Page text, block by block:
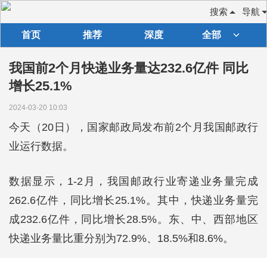
导航
搜索
首页 推荐 深度 全部
我国前2个月快递业务量达232.6亿件 同比
增长25.1%
2024-03-20 10:03
今天（20日），国家邮政局发布前2个月我国邮政行
业运行数据。
数据显示，1-2月，我国邮政行业寄递业务量完成
262.6亿件，同比增长25.1%。其中，快递业务量完
成232.6亿件，同比增长28.5%。东、中、西部地区
快递业务量比重分别为72.9%、18.5%和8.6%。